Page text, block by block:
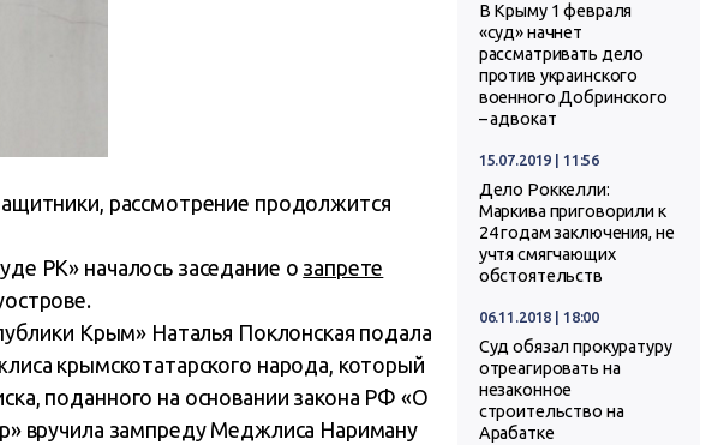
рассмотрение продолжится
РК» началось заседание о запрете
Крым» Наталья Поклонская подала
крымскотатарского народа, который
поданного на основании закона РФ «О
вручила зампреду Меджлиса Нариману
В Крыму 1 февраля
«суд» начнет
рассматривать дело
против украинского
военного Добринского
– адвокат
15.07.2019 | 11:56
Дело Роккелли:
Маркива приговорили к
24 годам заключения, не
учтя смягчающих
обстоятельств
06.11.2018 | 18:00
Суд обязал прокуратуру
отреагировать на
незаконное
строительство на
Арабатке